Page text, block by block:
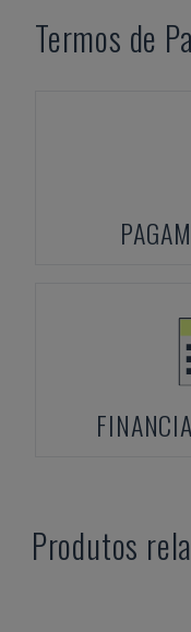
Termos de
Produtos